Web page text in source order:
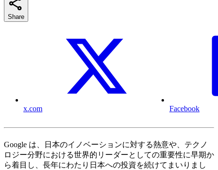
Share
x.com Facebook
Google は、日本のイノベーションに対する熱意や、テクノ
ロジー分野における世界的リーダーとしての重要性に早期か
ら着目し、長年にわたり日本への投資を続けてまいりまし